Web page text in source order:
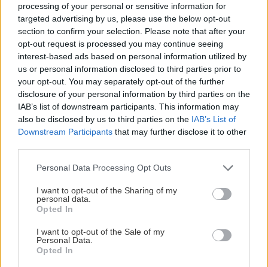
processing of your personal or sensitive information for
targeted advertising by us, please use the below opt-out
section to confirm your selection. Please note that after your
opt-out request is processed you may continue seeing
interest-based ads based on personal information utilized by
us or personal information disclosed to third parties prior to
your opt-out. You may separately opt-out of the further
disclosure of your personal information by third parties on the
IAB’s list of downstream participants. This information may
also be disclosed by us to third parties on the IAB’s List of
Downstream Participants that may further disclose it to other
Please note that this website/app uses one or more Google
not limited to your visit or usage behaviour. You may click to
grant or deny consent to Google and its third-party tags to
use your data for below specified purposes in below Google
consent section.
Personal Data Processing Opt Outs
I want to opt-out of the Sharing of my
personal data.
Opted In
I want to opt-out of the Sale of my
Personal Data.
Opted In